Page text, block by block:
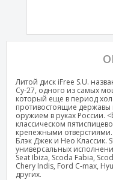
Литой диск iFree S.U.
Су-27, одного из самых
который еще в период
противостоящие державы
оружием в руках России.
классическом
крепежными
Блэк Джек и Нео Классик.
универсальных
Seat Ibiza, Scoda Fabia,
Chery Indis, Ford C-max,
других.